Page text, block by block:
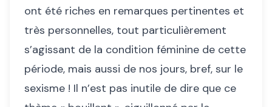
ont été riches en remarques pertinentes et
très personnelles, tout particulièrement
s’agissant de la condition féminine de cette
période, mais aussi de nos jours, bref, sur le
sexisme ! Il n’est pas inutile de dire que ce